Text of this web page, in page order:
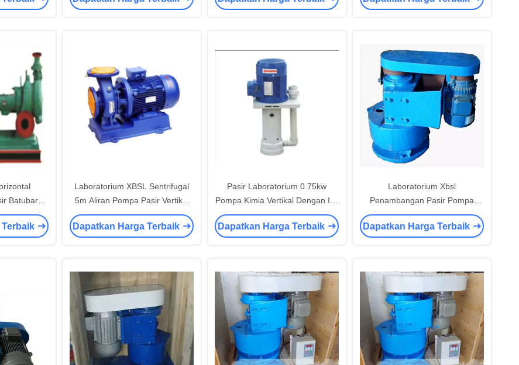
Batubara
Terbaik
Laboratorium XBSL Sentrifugal
5m Aliran Pompa Pasir Vertikal
Menambang Kebisingan Rendah
Dapatkan Harga Terbaik
Pasir Laboratorium 0.75kw
Pompa Kimia Vertikal Dengan Iso
9001
Dapatkan Harga Terbaik
Laboratorium Xbsl
Penambangan Pasir Pompa
Sentrifugal Tipe Vertikal
Menyampaikan Bubur
Dapatkan Harga Terbaik